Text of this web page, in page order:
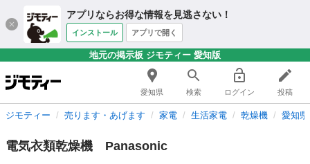
アプリならお得な情報を見逃さない！
インストール アプリで開く
地元の掲示板 ジモティー 愛知版
愛知県 検索 ログイン 投稿
ジモティー 売ります・あげます 家電 生活家電 乾燥機 愛知
電気衣類乾燥機 Panasonic